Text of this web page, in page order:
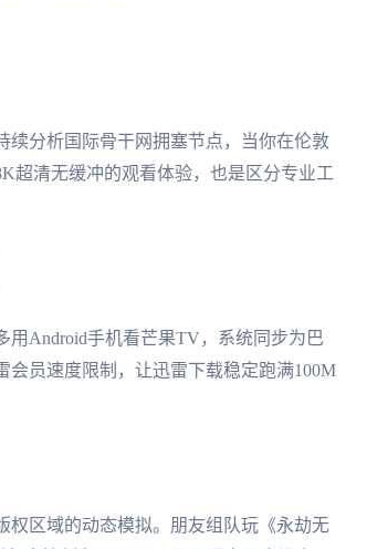
续分析国际骨干网拥塞节点，当你在伦敦
超清无缓冲的观看体验，也是区分专业工
Android手机看芒果TV，系统同步为巴
员速度限制，让迅雷下载稳定跑满100M
权区域的动态模拟。朋友组队玩《永劫无